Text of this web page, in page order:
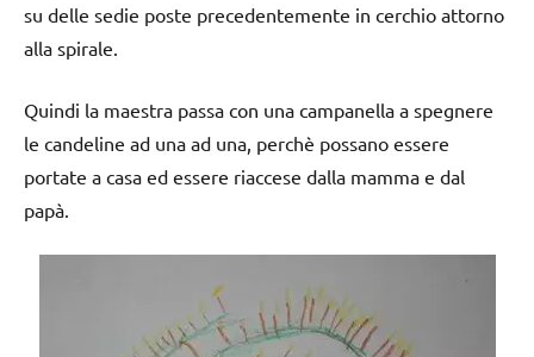
su delle sedie poste precedentemente in cerchio attorno
alla spirale.
Quindi la maestra passa con una campanella a spegnere
le candeline ad una ad una, perchè possano essere
portate a casa ed essere riaccese dalla mamma e dal
papà.